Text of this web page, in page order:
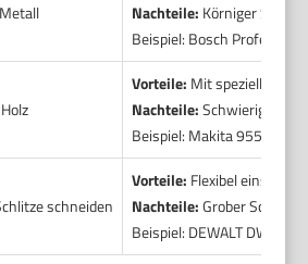
Nachteile: Körniger
Beispiel: Bosch
Vorteile: Mit spezieller
Nachteile:Schwierige
Beispiel: Makita 9557PB
schneiden
Vorteile: Flexibel
Nachteile:Grober Schnitt,
Beispiel: DEWALT DWE402.